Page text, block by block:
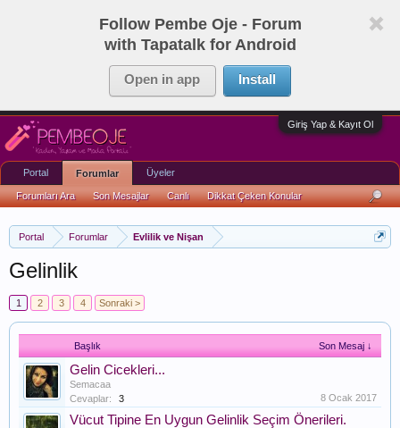
Follow Pembe Oje - Forum
with Tapatalk for Android
Open in app Install
Giriş Yap & Kayıt Ol
Portal Forumlar Evlilik ve Nişan
Gelinlik
1 2 3 4 Sonraki >
Başlık Son Mesaj ↓
Gelin Cicekleri...
Semacaa
Cevaplar:
3 8 Ocak 2017
Vücut Tipine En Uygun Gelinlik Seçim Önerileri.
Portal Forumlar
Forumları Ara Son Mesajlar Canlı Dikkat Çeken Konular
Üyeler